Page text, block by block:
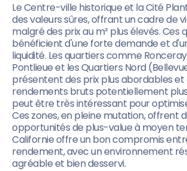
Pontlieue 1 500 € 10,0 €
Quartiers
Nord
(Bellevue,
Gazonfier
)
1 400 € 9,5 €
Californie 1 700 € 11,0 €
Le Centre-ville historique et la Cité
des valeurs sûres, offrant un cadre de
malgré des prix au m² plus élevés. Ces
bénéficient d'une forte demande et
liquidité. Les quartiers comme
Pontlieue et les Quartiers Nord
présentent des prix plus abordables et
rendements bruts potentiellement
peut être très intéressant pour
Ces zones, en pleine mutation, offrent
opportunités de plus-value à moyen
Californie offre un bon compromis
rendement, avec un environnement
agréable et bien desservi.